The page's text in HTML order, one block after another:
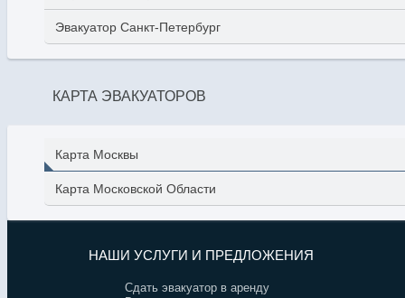
Эвакуатор Санкт-Петербург
КАРТА ЭВАКУАТОРОВ
Карта Москвы
Карта Московской Области
НАШИ УСЛУГИ И ПРЕДЛОЖЕНИЯ
Сдать эвакуатор в аренду